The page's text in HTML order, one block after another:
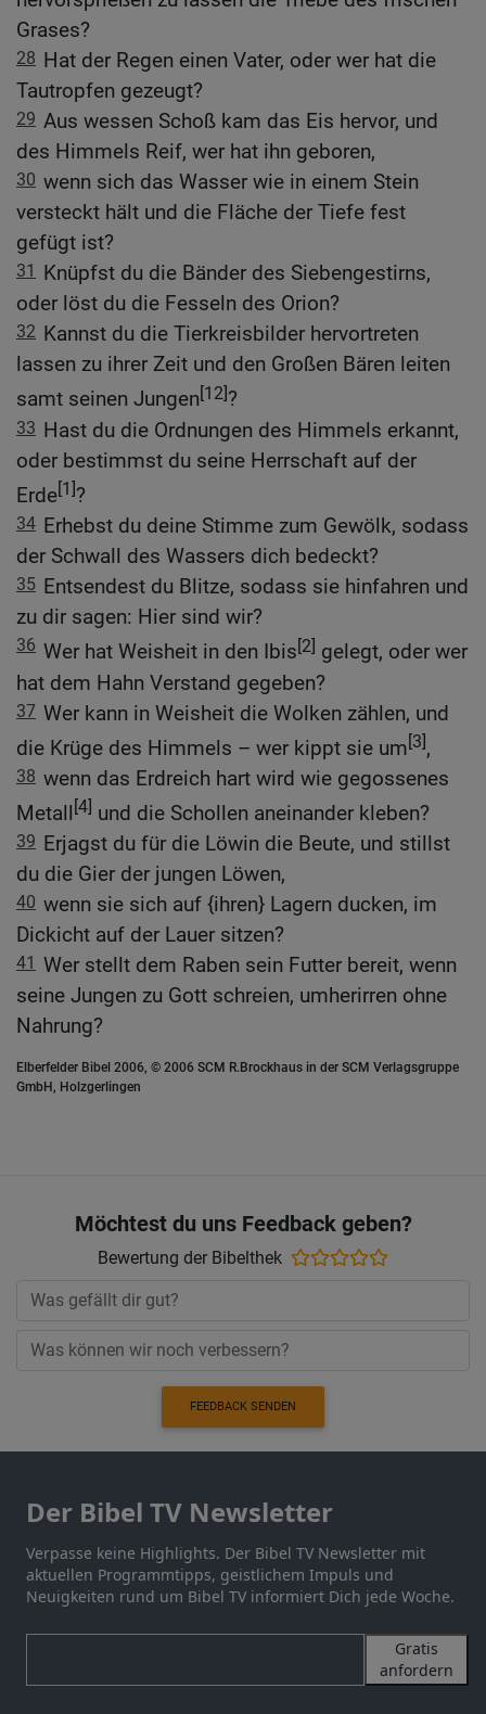
Grases?
28 Hat der Regen einen Vater, oder wer hat die
Tautropfen gezeugt?
29 Aus wessen Schoß kam das Eis hervor, und
des Himmels Reif, wer hat ihn geboren,
30 wenn sich das Wasser wie in einem Stein
versteckt hält und die Fläche der Tiefe fest
gefügt ist?
31
Knüpfst du die Bänder des Siebengestirns,
oder löst du die Fesseln des Orion?
32 Kannst du die Tierkreisbilder hervortreten
lassen zu ihrer Zeit und den Großen Bären leiten
samt seinen Jungen[12]?
33 Hast du die Ordnungen des Himmels erkannt,
oder bestimmst du seine Herrschaft auf der
Erde[1]?
34 Erhebst du deine Stimme zum Gewölk, sodass
der Schwall des Wassers dich bedeckt?
35 Entsendest du Blitze, sodass sie hinfahren und
zu dir sagen: Hier sind wir?
36 Wer hat Weisheit in den Ibis[2] gelegt, oder wer
hat dem Hahn Verstand gegeben?
37 Wer kann in Weisheit die Wolken zählen, und
die Krüge des Himmels – wer kippt sie um[3],
38 wenn das Erdreich hart wird wie gegossenes
Metall [4] und die Schollen aneinander kleben?
39 Erjagst du für die Löwin die Beute, und stillst
du die Gier der jungen Löwen,
40 wenn sie sich auf {ihren} Lagern ducken, im
Dickicht auf der Lauer sitzen?
41 Wer stellt dem Raben sein Futter bereit, wenn
seine Jungen zu Gott schreien, umherirren ohne
Nahrung?
Elberfelder Bibel 2006, © 2006 SCM R.Brockhaus in der SCM Verlagsgruppe
GmbH, Holzgerlingen
Möchtest du uns Feedback geben?
Bewertung der Bibelthek
FEEDBACK SENDEN
Der Bibel TV Newsletter
Verpasse keine Highlights. Der Bibel TV Newsletter mit
aktuellen Programmtipps, geistlichem Impuls und
Neuigkeiten rund um Bibel TV informiert Dich jede Woche.
Gratis
anfordern